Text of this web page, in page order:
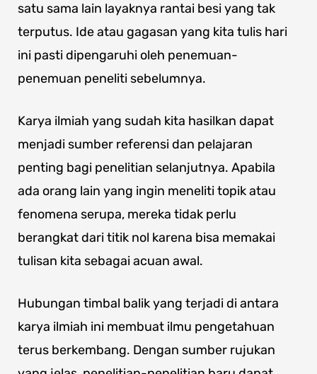
satu sama lain layaknya rantai besi yang tak
terputus. Ide atau gagasan yang kita tulis hari
ini pasti dipengaruhi oleh penemuan-
penemuan peneliti sebelumnya.
Karya ilmiah yang sudah kita hasilkan dapat
menjadi sumber referensi dan pelajaran
penting bagi penelitian selanjutnya. Apabila
ada orang lain yang ingin meneliti topik atau
fenomena serupa, mereka tidak perlu
berangkat dari titik nol karena bisa memakai
tulisan kita sebagai acuan awal.
Hubungan timbal balik yang terjadi di antara
karya ilmiah ini membuat ilmu pengetahuan
terus berkembang. Dengan sumber rujukan